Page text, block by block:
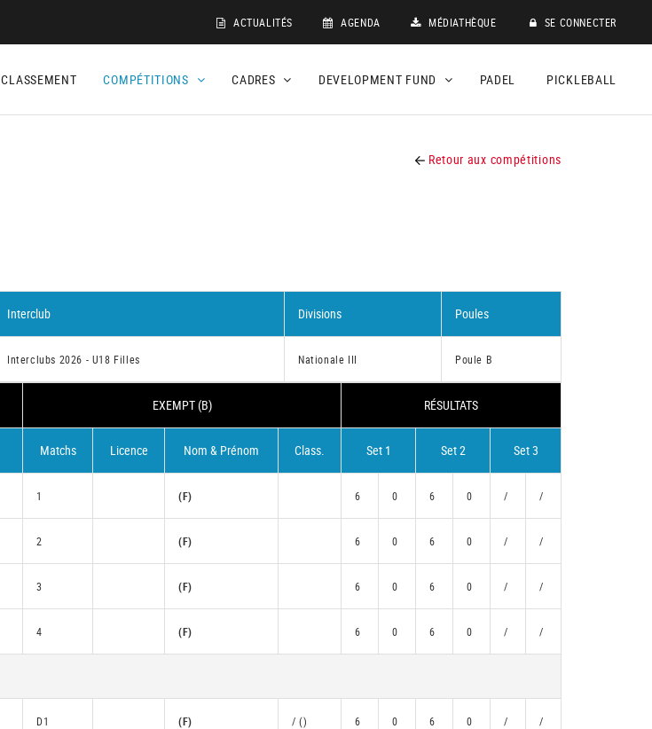
ACTUALITÉS AGENDA MÉDIATHÈQUE SE CONNECTER
CLASSEMENT COMPÉTITIONS CADRES DEVELOPMENT FUND PADEL PICKLEBALL
Retour aux compétitions
Interclub Divisions Poules
Interclubs 2026 - U18 Filles Nationale III Poule B
EXEMPT (B) RÉSULTATS
Matchs Licence Nom & Prénom Class. Set 1 Set 2 Set 3
1 (F) 6 0 6 0 / /
2 (F) 6 0 6 0 / /
3 (F) 6 0 6 0 / /
4 (F) 6 0 6 0 / /
D1 (F) / () 6 0 6 0 / /